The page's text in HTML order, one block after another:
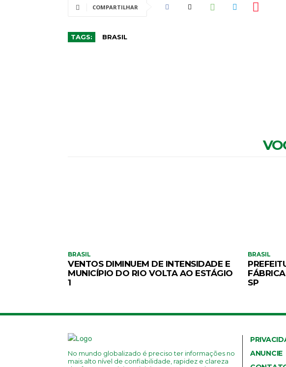
COMPARTILHAR
TAGS: BRASIL
BRASIL
VENTOS DIMINUEM DE INTENSIDADE E
MUNICÍPIO DO RIO VOLTA AO ESTÁGIO
1
BRASIL
SP
No mundo globalizado é preciso ter informações no
mais alto nível de confiabilidade, rapidez e clareza
ANUNCIE